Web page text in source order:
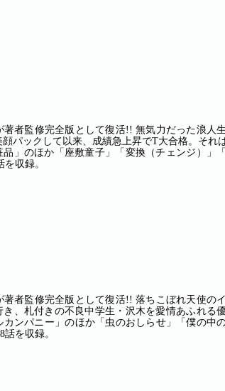
者監修完全版として復活!! 無気力だった浪人
パックして以来、成績急上昇でT大合格。それ
」のほか「座敷童子」「変換（チェンジ）」
収録。
者監修完全版として復活!! 落ちこぼれ天使の
、札付きの不良中学生・沢木を愛情あふれる
ンパニー」のほか「虫のおしらせ」「僕の中
を収録。